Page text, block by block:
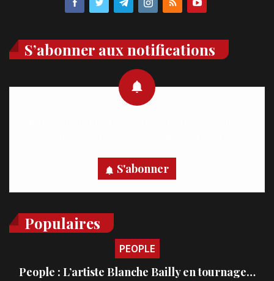
S’abonner aux notifications
S'abonner
Populaires
PEOPLE
People : L’artiste Blanche Bailly en tournage…